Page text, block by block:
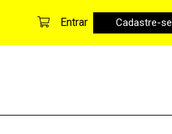
Entrar Cadastre-se